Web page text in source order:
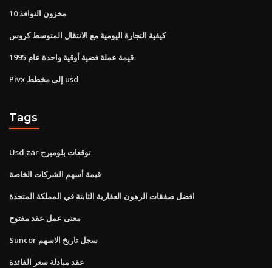
مخزون النوافذ 10
كيفية التجارة اليومية مع الانتقال المتوسط ​​كروس
قيمة عملة فضية أوقية واحدة عام 1995
Pivx إلى مخطط usd
Tags
Usd zar توقعات بلومبرج
قيمة أسهم الشركات الخاصة
افضل صفقات الرهون العقارية الثابتة في المملكة المتحدة
معنى عمل عقد مفتوح
Suncor سجل تاريخ الاسهم
عقد مبادلة سعر الفائدة